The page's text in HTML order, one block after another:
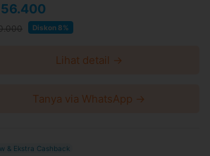
Diskon 8%
Lihat detail →
Tanya via WhatsApp →
& Ekstra Cashback